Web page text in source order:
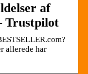
af
Trustpilot
allerede har